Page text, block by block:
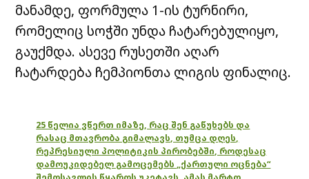
მანამდე, ფორმულა 1-ის ტურნირი,
რომელიც სოჭში უნდა ჩატარებულიყო,
გაუქმდა. ასევე რუსეთში აღარ
ჩატარდება ჩემპიონთა ლიგის ფინალიც.
25 წელია ვწერთ იმაზე, რაც შენ გაწუხებს და
რასაც მთავრობა გიმალავს, თუმცა დღეს,
რეპრესიული პოლიტიკის პირობებში, როდესაც
დამოუკიდებელ გამოცემებს „ქართული ოცნება“